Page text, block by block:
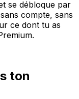
se débloque par
compte, sans
ce dont tu as
ton